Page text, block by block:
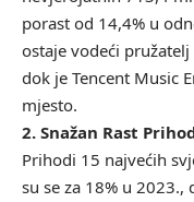
porast od 14,4% u
ostaje vodeći
dok je Tencent Music
mjesto.
2. Snažan Rast
Prihodi 15 najvećih
su se za 18% u